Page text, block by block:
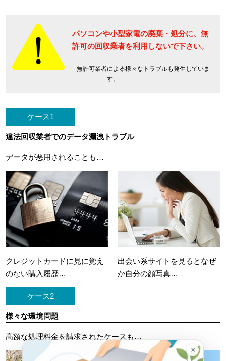
パソコンや小型家電の廃棄・処分に、 無
許可の回収業者を利用しないで下さい。
無許可業者による様々なトラブルも発生していま
す。
ケース1
違法回収業者でのデータ漏洩トラブル
データが悪用されることも…
クレジットカードに 見に覚え
のない購入履歴…
出会い系サイトを見ると なぜ
か自分の顔写真…
ケース2
様々な環境問題
高額な処理料金を請求されたケースも…
×